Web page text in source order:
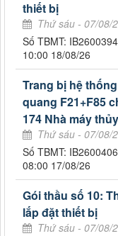
thiết bị
Thứ sáu - 07/08/
Số TBMT:
10:00 18/08/26
Trang bị hệ
quang F21+F85
174 Nhà máy
Thứ sáu - 07/08/
Số TBMT:
08:00 17/08/26
Gói thầu số 10:
lắp đặt thiết bị
Thứ sáu - 07/08/